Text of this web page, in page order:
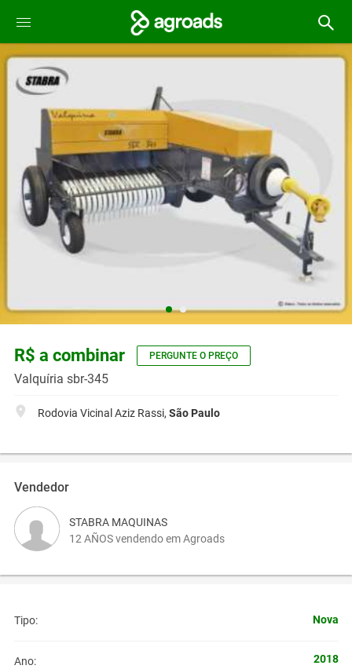
R$ a combinar PERGUNTE O PREÇO
Valquíria sbr-345
Rodovia Vicinal Aziz Rassi, São Paulo
Vendedor
STABRA MAQUINAS
12 AÑOS vendendo em Agroads
Tipo: Nova
Ano: 2018